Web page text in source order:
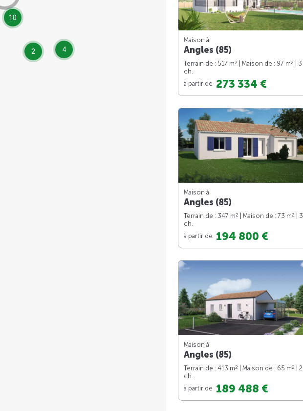
10
4
2
Maison à
Angles (85)
Terrain de : 517 m2 | Maison de : 97 m2
| 3
ch.
à partir de 273 334 €
Maison à
Angles (85)
Terrain de : 347 m2 | Maison de : 73 m2
| 3
ch.
à partir de 194 800 €
Maison à
Angles (85)
Terrain de : 413 m2 | Maison de : 65 m2
| 2
ch.
à partir de 189 488 €